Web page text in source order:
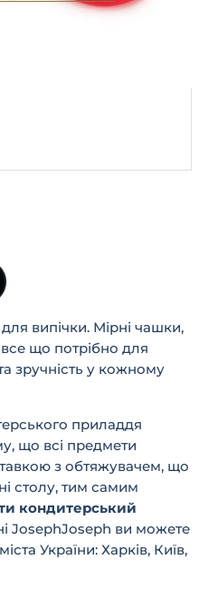
випічки. Мірні чашки,
що потрібно для
зручність у кожному
приладдя
що всі предмети
з обтяжувачем, що
столу, тим самим
кондитерський
JosephJoseph ви можете
України: Харків, Київ,